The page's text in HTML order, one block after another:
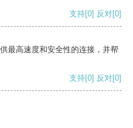
支持[0] 反对[0]
最高速度和安全性的连接，并帮
支持[0] 反对[0]